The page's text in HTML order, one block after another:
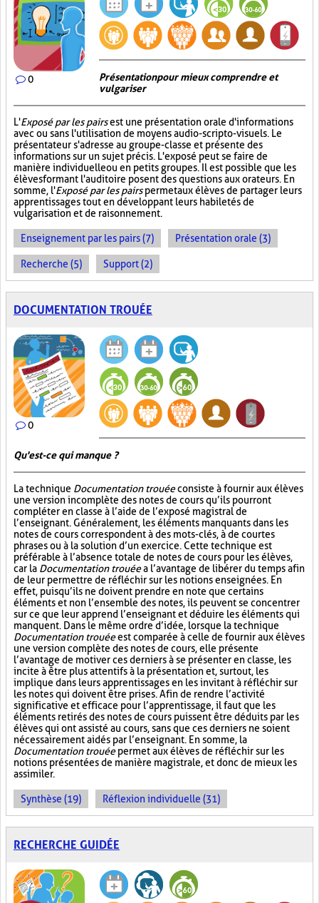
0
Présentation pour mieux comprendre et
vulgariser
L'Exposé par les pairsest une présentation orale d'informations
avec ou sans l'utilisation de moyens audio-scripto-visuels. Le
présentateur s'adresse au groupe-classe et présente des
informations sur un sujet précis. L'exposé peut se faire de
manière individuelle ou en petits groupes. Il est possible que les
élèves formant l'auditoire posent des questions aux orateurs. En
somme, l'Exposé par les pairspermet aux élèves de partager leurs
apprentissages tout en développant leurs habiletés de
vulgarisation et de raisonnement.
Enseignement par les pairs (7) Présentation orale (3)
Recherche (5) Support (2)
DOCUMENTATION TROUÉE
0
Qu'est-ce qui manque ?
La technique Documentation trouéeconsiste à fournir aux élèves
une version incomplète des notes de cours qu’ils pourront
compléter en classe à l’aide de l’exposé magistral de
l’enseignant. Généralement, les éléments manquants dans les
notes de cours correspondent à des mots-clés, à de courtes
phrases ou à la solution d’un exercice. Cette technique est
préférable à l’absence totale de notes de cours pour les élèves,
car la Documentation trouéea l’avantage de libérer du temps afin
de leur permettre de réfléchir sur les notions enseignées. En
effet, puisqu’ils ne doivent prendre en note que certains
éléments et non l’ensemble des notes, ils peuvent se concentrer
sur ce que leur apprend l’enseignant et déduire les éléments qui
manquent. Dans le même ordre d’idée, lorsque la technique
Documentation trouéeest comparée à celle de fournir aux élèves
une version complète des notes de cours, elle présente
l’avantage de motiver ces derniers à se présenter en classe, les
incite à être plus attentifs à la présentation et, surtout, les
implique dans leurs apprentissages en les invitant à réfléchir sur
les notes qui doivent être prises. Afin de rendre l’activité
significative et efficace pour l’apprentissage, il faut que les
éléments retirés des notes de cours puissent être déduits par les
élèves qui ont assisté au cours, sans que ces derniers ne soient
nécessairement aidés par l’enseignant. En somme, la
Documentation trouéepermet aux élèves de réfléchir sur les
notions présentées de manière magistrale, et donc de mieux les
assimiler.
Synthèse (19) Réflexion individuelle (31)
RECHERCHE GUIDÉE